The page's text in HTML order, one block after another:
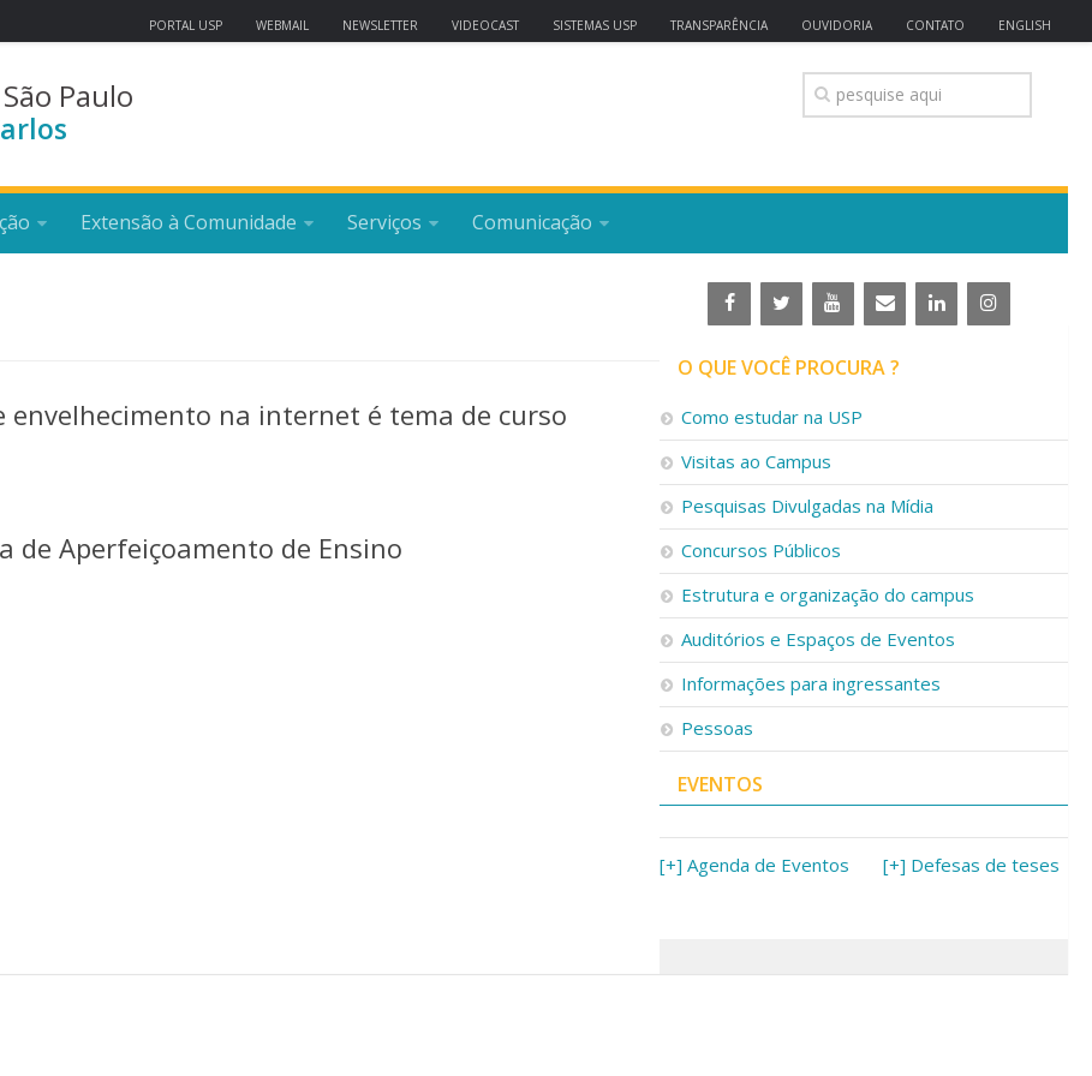
PORTAL USP WEBMAIL NEWSLETTER VIDEOCAST SISTEMAS USP TRANSPARÊNCIA OUVIDORIA CONTATO ENGLISH
Paulo
Extensão à Comunidade Serviços Comunicação
envelhecimento na internet é tema de curso
de Aperfeiçoamento de Ensino
O QUE VOCÊ PROCURA ?
Como estudar na USP
Visitas ao Campus
Pesquisas Divulgadas na Mídia
Concursos Públicos
Estrutura e organização do campus
Auditórios e Espaços de Eventos
Informações para ingressantes
Pessoas
EVENTOS
[+] Agenda de Eventos [+] Defesas de teses